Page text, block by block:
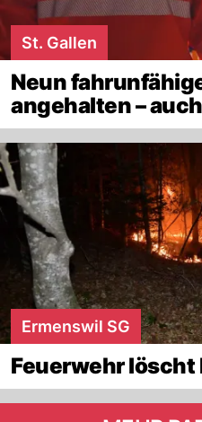
St. Gallen
Neun
Ermenswil SG
Feuerwehr löscht